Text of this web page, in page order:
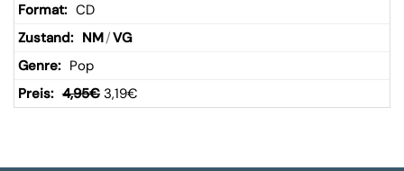
CD
NM/VG
Pop
4,95€ 3,19€